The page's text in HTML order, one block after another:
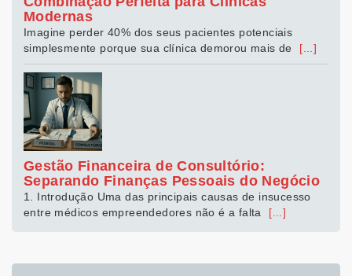
Modernas
Imagine perder 40% dos seus pacientes potenciais
simplesmente porque sua clínica demorou mais de
[...]
Gestão Financeira de Consultório:
Separando Finanças Pessoais do Negócio
1. Introdução Uma das principais causas de insucesso
entre médicos empreendedores não é a falta
[...]